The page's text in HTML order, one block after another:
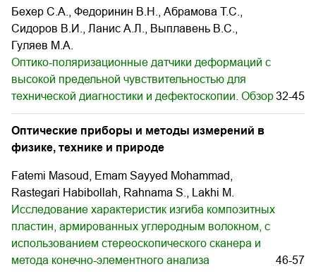
Бехер С.А., Федоринин В.Н., Абрамова Т.С.,
Сидоров В.И., Ланис А.Л., Выплавень В.С.,
Гуляев М.А.
Оптико-поляризационные датчики деформаций с
высокой предельной чувствительностью для
технической диагностики и дефектоскопии. Обзор32-45
Оптические приборы и методы измерений в
физике, технике и природе
Fatemi Masoud, Emam Sayyed Mohammad,
Rastegari Habibollah, Rahnama S., Lakhi M.
Исследование характеристик изгиба композитных
пластин, армированных углеродным волокном, с
использованием стереоскопического сканера и
метода конечно-элементного анализа
46-57